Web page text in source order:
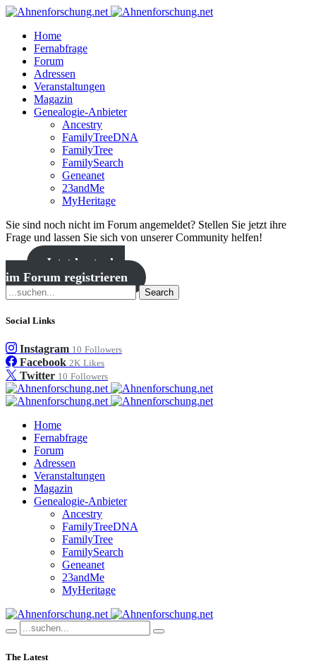
Home
Fernabfrage
Forum
Adressen
Veranstaltungen
Magazin
Genealogie-Anbieter
Ancestry
FamilyTreeDNA
FamilyTree
FamilySearch
Geneanet
23andMe
MyHeritage
Sie sind noch nicht im Forum angemeldet? Stellen Sie jetzt ihre
Frage und lassen Sie sich von unserer Community helfen!
Jetzt kostenlos
im Forum registrieren
Search
Social Links
Instagram 10 Followers
Facebook 2K Likes
Twitter 10 Followers
Home
Fernabfrage
Forum
Adressen
Veranstaltungen
Magazin
Genealogie-Anbieter
Ancestry
FamilyTreeDNA
FamilyTree
FamilySearch
Geneanet
23andMe
MyHeritage
The Latest